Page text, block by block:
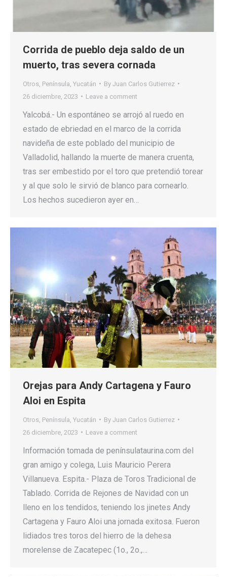
Corrida de pueblo deja saldo de un
muerto, tras severa cornada
Otros Península Yucatán By Juan Carlos Gutierrez
26 diciembre, 2023
Leave a comment
Yalcobá.- Un espontáneo se arrojó al ruedo en
estado de ebriedad en el marco de la corrida
navideña de este poblado del municipio de
Valladolid, hallando la muerte de manera cruenta,
tras ser embestido por el toro que pretendió torear
y al que solo le sirvió de blanco para cornearlo.
Los hechos sucedieron ayer en…
Orejas para Andy Cartagena y Fauro
Aloi en Espita
Otros Península Yucatán By Juan Carlos Gutierrez
26 diciembre, 2023
Leave a comment
Información tomada de penínsulataurina.com del
gran amigo y colega, Luis Mauricio Perera
Villanueva. Espita.- Plaza de Toros Tradicional de
Tablado. Corrida de Rejones de Navidad con un
lleno en los tendidos, teniendo los jinetes Andy
Cartagena y Fauro Aloi una jornada exitosa. Fueron
lidiados tres toros del hierro de la dehesa
morelense de Zacatepec (1o., 2o.,…